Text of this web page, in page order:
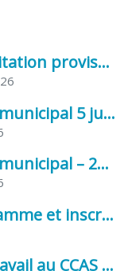
Arrêté préfectoral Limitation provisoire des usages de l’eau
Compte rendu conseil municipal 5 juin 2026 sénatoriale
Compte rendu conseil municipal – 21 avril 2026
Tribu de Nava – programme et inscriptions été 2026
Permanence France Travail au CCAS de Saujon Juin 2026